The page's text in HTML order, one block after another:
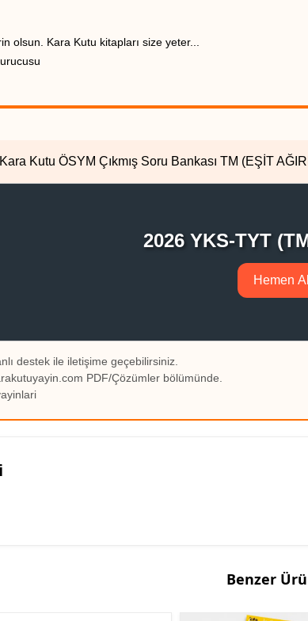
olsun. Kara Kutu kitapları size yeter...
Kutu ÖSYM Çıkmış Soru Bankası TM (EŞİT
2026 YKS-TYT
Hemen Al
destek ile iletişime geçebilirsiniz.
PDF/Çözümler bölümünde.
Benzer